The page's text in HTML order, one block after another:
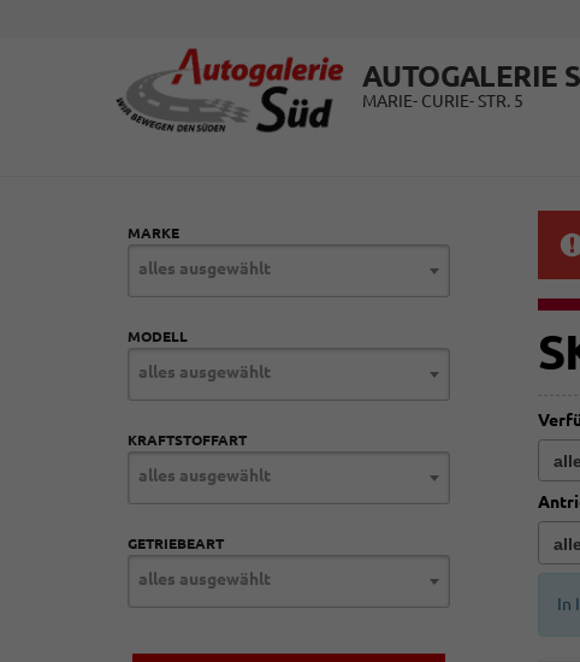
AUTOGALERIE
MARIE- CURIE- STR. 5
In
MARKE
alles ausgewählt
MODELL
alles ausgewählt
KRAFTSTOFFART
alles ausgewählt
GETRIEBEART
alles ausgewählt